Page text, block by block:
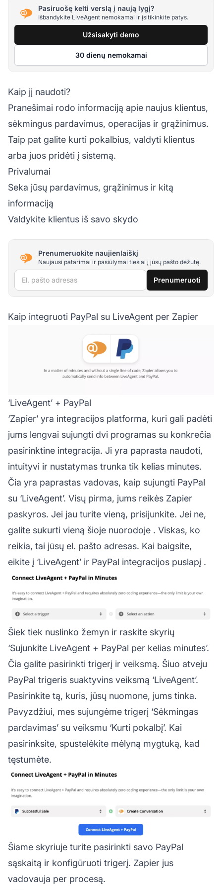
Pasiruošę kelti verslą į naują lygį?
Išbandykite LiveAgent nemokamai ir įsitikinkite patys.
Užsisakyti demo
30 dienų nemokamai
Kaip jį naudoti?
Pranešimai rodo informaciją apie naujus klientus,
sėkmingus pardavimus, operacijas ir grąžinimus.
Taip pat galite kurti pokalbius, valdyti klientus
arba juos pridėti į sistemą.
Privalumai
Seka jūsų pardavimus, grąžinimus ir kitą
informaciją
Valdykite klientus iš savo skydo
Prenumeruokite naujienlaiškį
Naujausi patarimai ir pasiūlymai tiesiai į jūsų pašto dėžutę.
El. pašto adresas Prenumeruoti
Kaip integruoti PayPal su LiveAgent per Zapier
‘LiveAgent’ + PayPal
‘Zapier’ yra integracijos platforma, kuri gali padėti
jums lengvai sujungti dvi programas su konkrečia
pasirinktine integracija. Ji yra paprasta naudoti,
intuityvi ir nustatymas trunka tik kelias minutes.
Čia yra paprastas vadovas, kaip sujungti PayPal
su ‘LiveAgent’. Visų pirma, jums reikės Zapier
paskyros. Jei jau turite vieną, prisijunkite. Jei ne,
galite sukurti vieną šioje nuorodoje . Viskas, ko
reikia, tai jūsų el. pašto adresas. Kai baigsite,
eikite į ‘LiveAgent’ ir PayPal integracijos puslapį .
Šiek tiek nuslinko žemyn ir raskite skyrių
‘Sujunkite LiveAgent + PayPal per kelias minutes’.
Čia galite pasirinkti trigerį ir veiksmą. Šiuo atveju
PayPal trigeris suaktyvins veiksmą ‘LiveAgent’.
Pasirinkite tą, kuris, jūsų nuomone, jums tinka.
Pavyzdžiui, mes sujungėme trigerį ‘Sėkmingas
pardavimas’ su veiksmu ‘Kurti pokalbį’. Kai
pasirinksite, spustelėkite mėlyną mygtuką, kad
tęstumėte.
Šiame skyriuje turite pasirinkti savo PayPal
sąskaitą ir konfigūruoti trigerį. Zapier jus
vadovauja per procesą.